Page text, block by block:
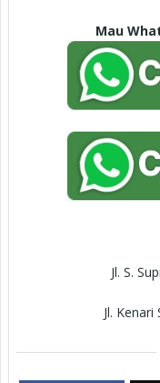
Mau
Jl. S.
Jl.